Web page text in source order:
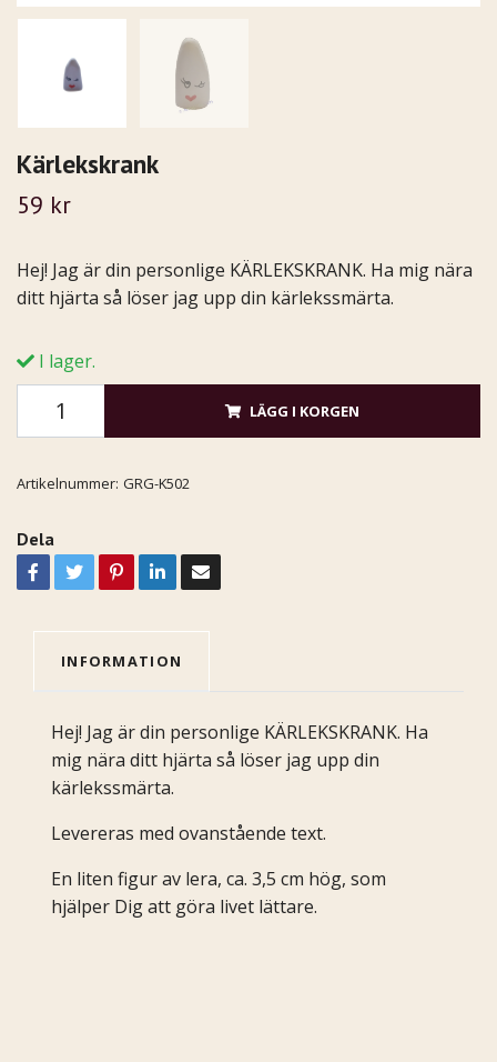
Kärlekskrank
59 kr
Hej! Jag är din personlige KÄRLEKSKRANK. Ha mig nära
ditt hjärta så löser jag upp din kärlekssmärta.
I lager.
LÄGG I KORGEN
Artikelnummer: GRG-K502
Dela
INFORMATION
Hej! Jag är din personlige KÄRLEKSKRANK. Ha
mig nära ditt hjärta så löser jag upp din
kärlekssmärta.
Levereras med ovanstående text.
En liten figur av lera, ca. 3,5 cm hög, som
hjälper Dig att göra livet lättare.